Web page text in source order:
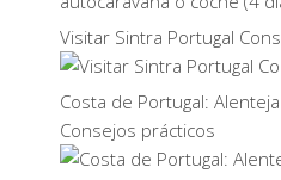
Visitar Sintra Portugal
Costa de Portugal:
Consejos prácticos